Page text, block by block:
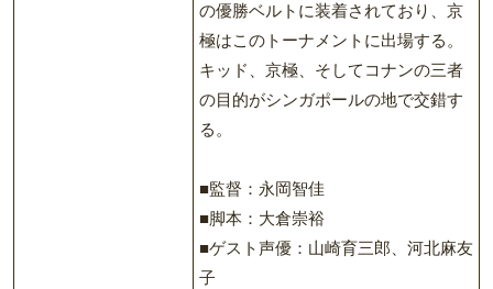
の優勝ベルトに装着されており、京
極はこのトーナメントに出場する。
キッド、京極、そしてコナンの三者
の目的がシンガポールの地で交錯す
る。
■監督：永岡智佳
■脚本：大倉崇裕
■ゲスト声優：山崎育三郎、河北麻友
子